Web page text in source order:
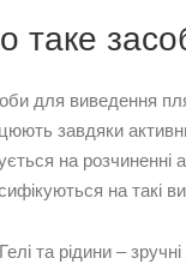
таке
для виведення
завдяки
на
на такі
Гелі та рідини –